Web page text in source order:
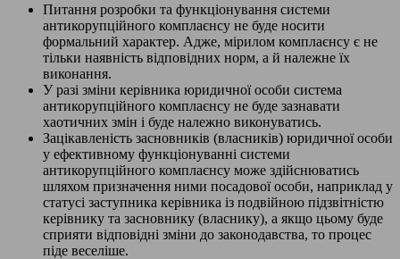
Питання розробки та функціонування системи
антикорупційного комплаєнсу не буде носити
формальний характер. Адже, мірилом комплаєнсу є не
тільки наявність відповідних норм, а й належне їх
виконання.
У разі зміни керівника юридичної особи система
антикорупційного комплаєнсу не буде зазнавати
хаотичних змін і буде належно виконуватись.
Зацікавленість засновників (власників) юридичної особи
у ефективному функціонуванні системи
антикорупційного комплаєнсу може здійснюватись
шляхом призначення ними посадової особи, наприклад у
статусі заступника керівника із подвійною підзвітністю
керівнику та засновнику (власнику), а якщо цьому буде
сприяти відповідні зміни до законодавства, то процес
піде веселіше.